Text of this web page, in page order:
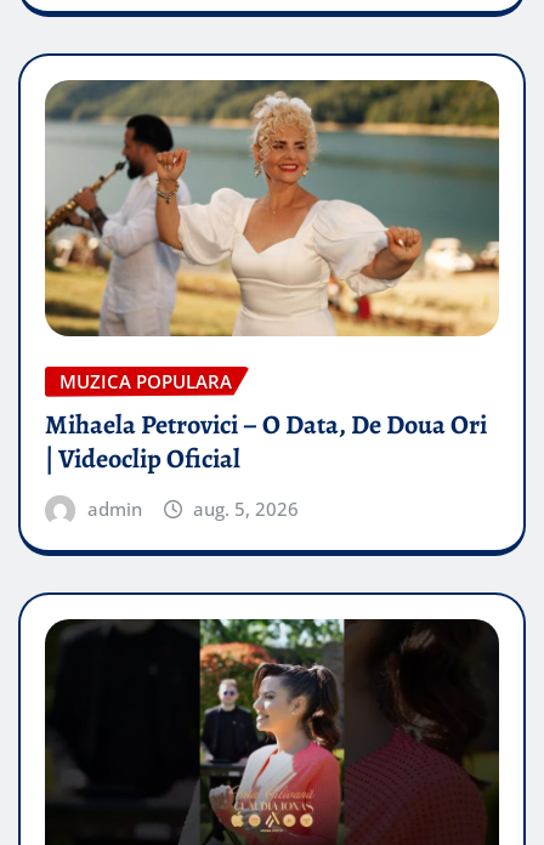
MUZICA POPULARA
Mihaela Petrovici – O Data, De Doua Ori
| Videoclip Oficial
admin aug. 5, 2026